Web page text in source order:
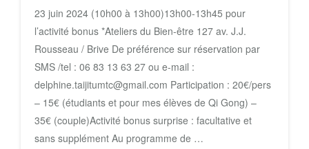
23 juin 2024 (10h00 à 13h00)13h00-13h45 pour
l’activité bonus *Ateliers du Bien-être 127 av. J.J.
Rousseau / Brive De préférence sur réservation par
SMS /tel : 06 83 13 63 27 ou e-mail :
delphine.taijitumtc@gmail.com Participation : 20€/pers
– 15€ (étudiants et pour mes élèves de Qi Gong) –
35€ (couple)Activité bonus surprise : facultative et
sans supplément Au programme de …